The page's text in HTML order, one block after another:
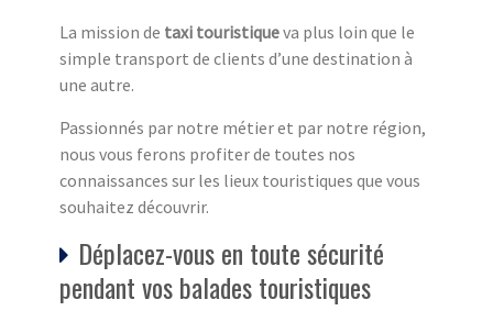
La mission de taxi touristiqueva plus loin que le
simple transport de clients d’une destination à
une autre.
Passionnés par notre métier et par notre région,
nous vous ferons profiter de toutes nos
connaissances sur les lieux touristiques que vous
souhaitez découvrir.
Déplacez-vous en toute sécurité
pendant vos balades touristiques